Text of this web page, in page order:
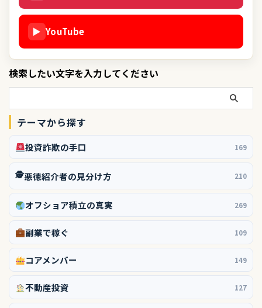
▶ YouTube
検索したい文字を入力してください
テーマから探す
投資詐欺の手口 169
🕵️悪徳紹介者の見分け方 210
オフショア積立の真実 269
副業で稼ぐ 109
コアメンバー 149
不動産投資 127